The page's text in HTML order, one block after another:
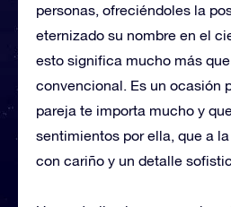
personas, ofreciéndoles la
eternizado su nombre en el
esto significa mucho más
convencional. Es un ocasión
pareja te importa mucho y
sentimientos por ella, que a
con cariño y un detalle